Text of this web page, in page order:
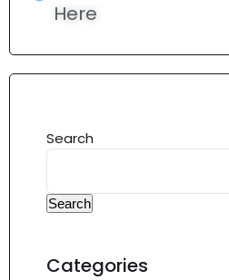
Here
Search
Search
Categories